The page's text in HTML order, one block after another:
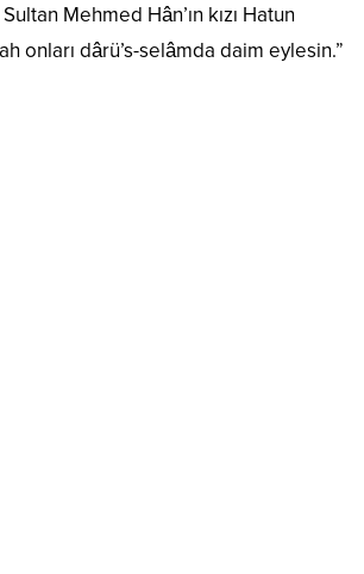
Mehmed Hân’ın kızı Hatun
onları dârü’s-selâmda daim eylesin.”